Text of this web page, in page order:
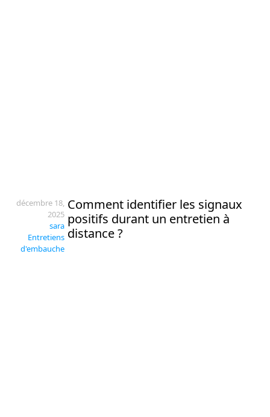
décembre 18,
2025
sara
Entretiens
d'embauche
Comment identifier les signaux
positifs durant un entretien à
distance ?